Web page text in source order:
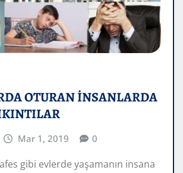
OTURAN İNSANLARDA
Mar 1, 2019 0
gibi evlerde yaşamanın insana